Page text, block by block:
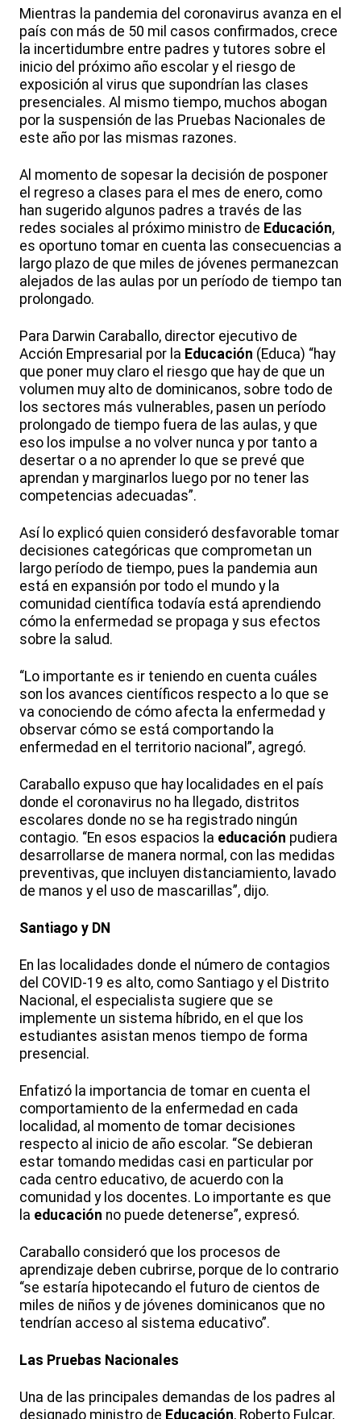
Mientras la pandemia del coronavirus avanza en el
país con más de 50 mil casos confirmados, crece
la incertidumbre entre padres y tutores sobre el
inicio del próximo año escolar y el riesgo de
exposición al virus que supondrían las clases
presenciales. Al mismo tiempo, muchos abogan
por la suspensión de las Pruebas Nacionales de
este año por las mismas razones.
Al momento de sopesar la decisión de posponer
el regreso a clases para el mes de enero, como
han sugerido algunos padres a través de las
redes sociales al próximo ministro de Educación,
es oportuno tomar en cuenta las consecuencias a
largo plazo de que miles de jóvenes permanezcan
alejados de las aulas por un período de tiempo tan
prolongado.
Para Darwin Caraballo, director ejecutivo de
Acción Empresarial por la Educación (Educa) “hay
que poner muy claro el riesgo que hay de que un
volumen muy alto de dominicanos, sobre todo de
los sectores más vulnerables, pasen un período
prolongado de tiempo fuera de las aulas, y que
eso los impulse a no volver nunca y por tanto a
desertar o a no aprender lo que se prevé que
aprendan y marginarlos luego por no tener las
competencias adecuadas”.
Así lo explicó quien consideró desfavorable tomar
decisiones categóricas que comprometan un
largo período de tiempo, pues la pandemia aun
está en expansión por todo el mundo y la
comunidad científica todavía está aprendiendo
cómo la enfermedad se propaga y sus efectos
sobre la salud.
“Lo importante es ir teniendo en cuenta cuáles
son los avances científicos respecto a lo que se
va conociendo de cómo afecta la enfermedad y
observar cómo se está comportando la
enfermedad en el territorio nacional”, agregó.
Caraballo expuso que hay localidades en el país
donde el coronavirus no ha llegado, distritos
escolares donde no se ha registrado ningún
contagio. “En esos espacios la educación pudiera
desarrollarse de manera normal, con las medidas
preventivas, que incluyen distanciamiento, lavado
de manos y el uso de mascarillas”, dijo.
Santiago y DN
En las localidades donde el número de contagios
del COVID-19 es alto, como Santiago y el Distrito
Nacional, el especialista sugiere que se
implemente un sistema híbrido, en el que los
estudiantes asistan menos tiempo de forma
presencial.
Enfatizó la importancia de tomar en cuenta el
comportamiento de la enfermedad en cada
localidad, al momento de tomar decisiones
respecto al inicio de año escolar. “Se debieran
estar tomando medidas casi en particular por
cada centro educativo, de acuerdo con la
comunidad y los docentes. Lo importante es que
la educación no puede detenerse”, expresó.
Caraballo consideró que los procesos de
aprendizaje deben cubrirse, porque de lo contrario
“se estaría hipotecando el futuro de cientos de
miles de niños y de jóvenes dominicanos que no
tendrían acceso al sistema educativo”.
Las Pruebas Nacionales
Una de las principales demandas de los padres al
designado ministro de Educación, Roberto Fulcar,